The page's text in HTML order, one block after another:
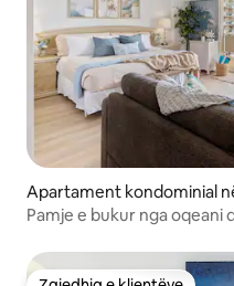
Apartament kondominial
Pamje e bukur nga oqeani